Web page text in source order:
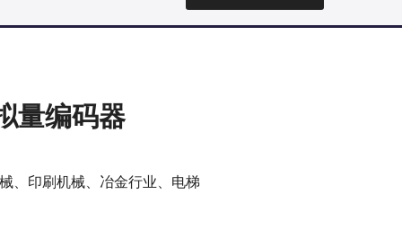
量编码器
、印刷机械、冶金行业、电梯